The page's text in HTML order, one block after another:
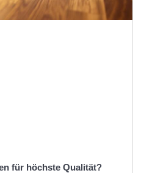
für höchste Qualität?